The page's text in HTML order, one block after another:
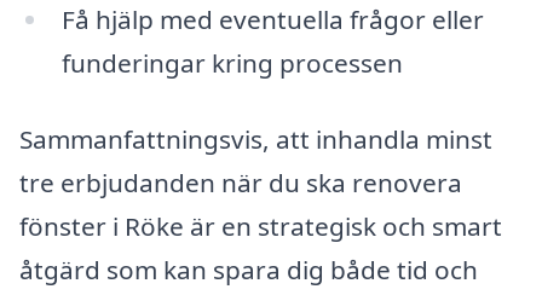
Få hjälp med eventuella frågor eller
funderingar kring processen
Sammanfattningsvis, att inhandla minst
tre erbjudanden när du ska renovera
fönster i Röke är en strategisk och smart
åtgärd som kan spara dig både tid och